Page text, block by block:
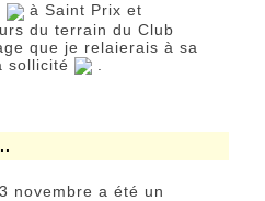
à Saint Prix et
du terrain du Club
que je relaierais à sa
sollicité
novembre a été un